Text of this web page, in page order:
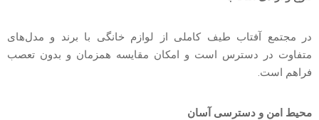
در مجتمع آفتاب طیف کاملی از لوازم خانگی با برند و مدل‌های
متفاوت در دسترس است و امکان مقایسه همزمان و بدون تعصب
فراهم است.
محیط امن و دسترسی آسان